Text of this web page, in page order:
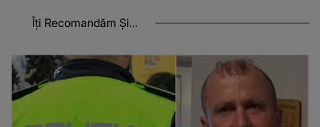
Îți Recomandăm Și...